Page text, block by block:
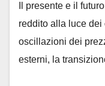
Il presente e il
reddito alla luce
oscillazioni dei
esterni, la